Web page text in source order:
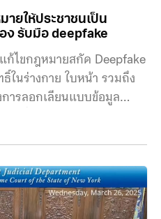
ายให้ประชาชนเป็น
ง รับมือ deepfake
ก้ไขกฎหมายสกัด Deepfake
ธิ์ในร่างกาย ใบหน้า รวมถึง
การลอกเลียนแบบข้อมูล
รรคต่างๆ ก่อนปิดสมัย
ก้ไขกฎหมายในฤดูใบไม้ร่วง
จะถูกกำหนดให้เป็นการ